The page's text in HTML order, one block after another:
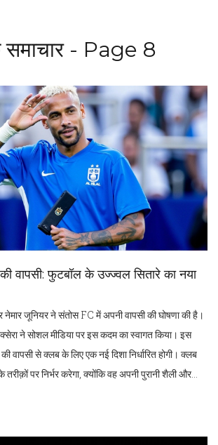
समाचार - Page 8
वापसी: फुटबॉल के उज्ज्वल सितारे का नया
नेमार जूनियर ने संतोस FC में अपनी वापसी की घोषणा की है।
ने सोशल मीडिया पर इस कदम का स्वागत किया। इस
वापसी से क्लब के लिए एक नई दिशा निर्धारित होगी। क्लब
पर निर्भर करेगा, क्योंकि वह अपनी पुरानी शैली और
जाते हैं।